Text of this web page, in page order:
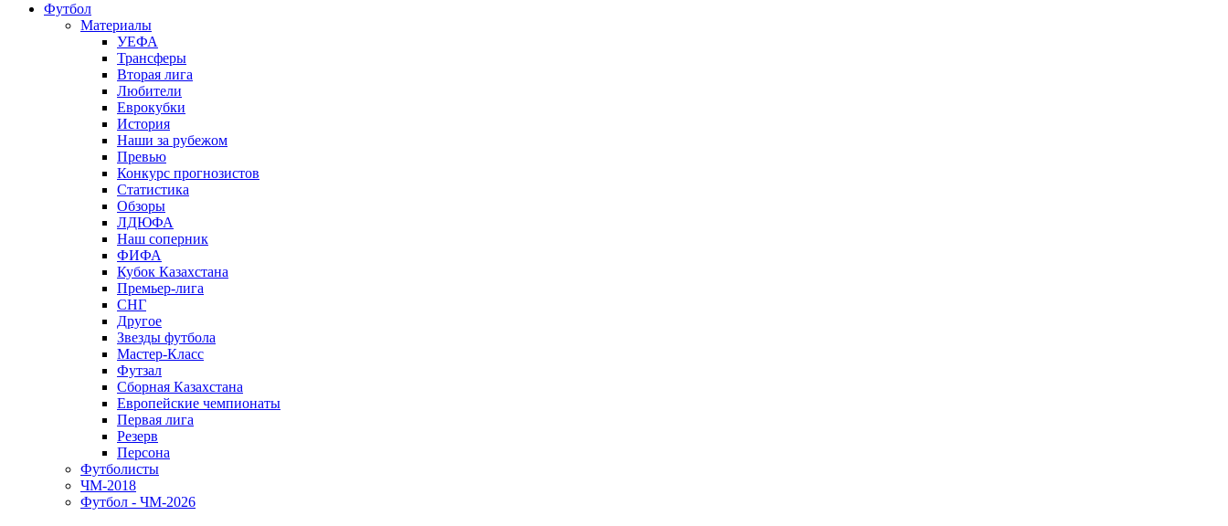
Футбол
Материалы
УЕФА
Трансферы
Вторая лига
Любители
Еврокубки
История
Наши за рубежом
Превью
Конкурс прогнозистов
Статистика
Обзоры
ЛДЮФА
Наш соперник
ФИФА
Кубок Казахстана
Премьер-лига
СНГ
Другое
Звезды футбола
Мастер-Класс
Футзал
Сборная Казахстана
Европейские чемпионаты
Первая лига
Резерв
Персона
Футболисты
ЧМ-2018
Футбол - ЧМ-2026